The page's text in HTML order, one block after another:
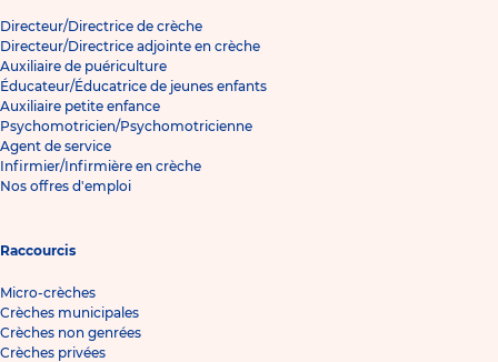
Directeur/Directrice de crèche
Directeur/Directrice adjointe en crèche
Auxiliaire de puériculture
Éducateur/Éducatrice de jeunes enfants
Auxiliaire petite enfance
Psychomotricien/Psychomotricienne
Agent de service
Infirmier/Infirmière en crèche
Nos offres d'emploi
Raccourcis
Micro-crèches
Crèches municipales
Crèches non genrées
Crèches privées